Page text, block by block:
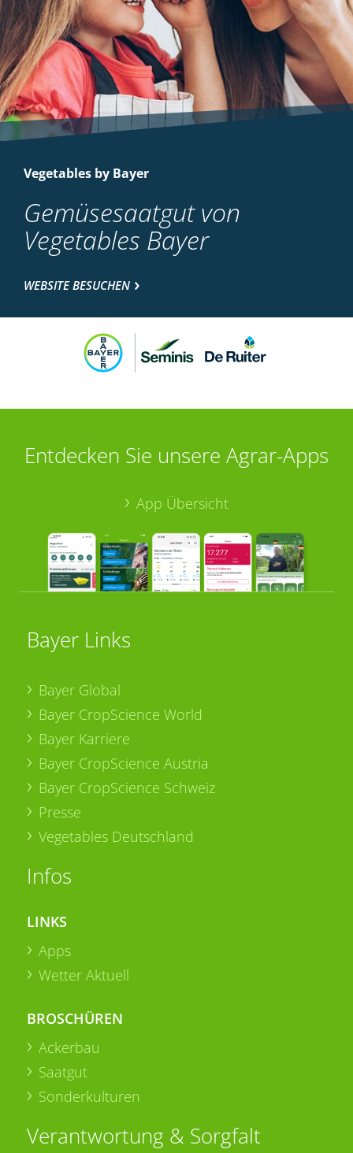
Vegetables by Bayer
Gemüsesaatgut von
Vegetables Bayer
WEBSITE BESUCHEN
Entdecken Sie unsere Agrar-Apps
App Übersicht
Bayer Links
Bayer Global
Bayer CropScience World
Bayer Karriere
Bayer CropScience Austria
Bayer CropScience Schweiz
Presse
Vegetables Deutschland
Infos
LINKS
Apps
Wetter Aktuell
BROSCHÜREN
Ackerbau
Saatgut
Sonderkulturen
Verantwortung & Sorgfalt